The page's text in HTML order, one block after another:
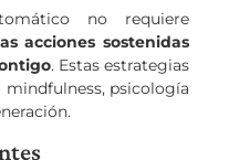
no requiere
acciones sostenidas
. Estas estrategias
mindfulness, psicología